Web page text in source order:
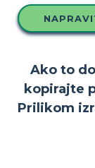
Ako to
kopirajte
Prilikom